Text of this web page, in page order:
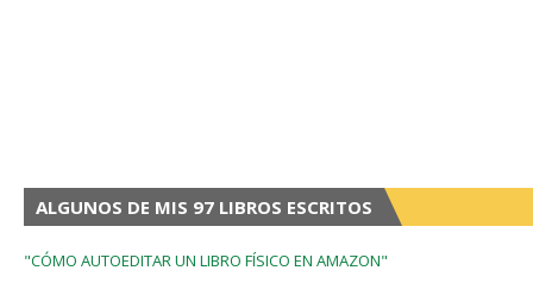
ALGUNOS DE MIS 97 LIBROS ESCRITOS
"CÓMO AUTOEDITAR UN LIBRO FÍSICO EN AMAZON"